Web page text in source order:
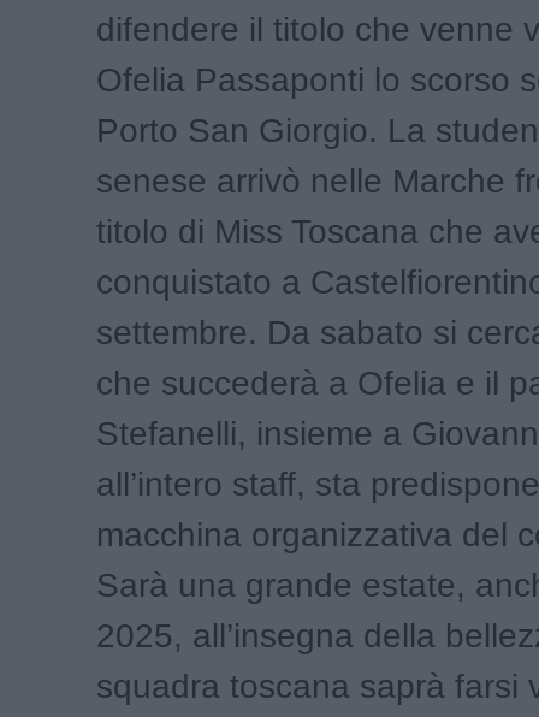
difendere il titolo che venne
Ofelia Passaponti lo scorso
Porto San Giorgio. La
senese arrivò nelle Marche
titolo di Miss Toscana che
conquistato a
settembre. Da sabato si
che succederà a Ofelia e il
Stefanelli, insieme a
all’intero staff, sta
macchina organizzativa del
Sarà una grande estate,
2025, all’insegna della
squadra toscana saprà farsi